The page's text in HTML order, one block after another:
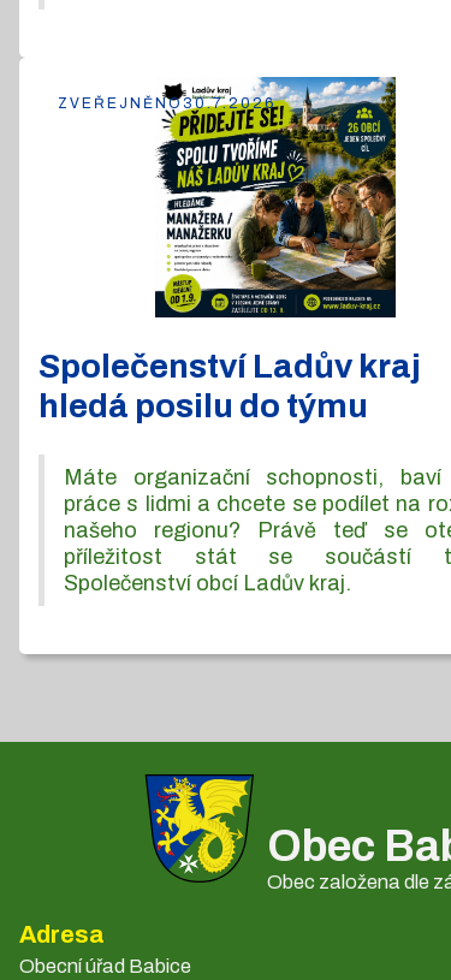
Společenství Ladův kraj
hledá posilu do týmu
Máte organizační schopnosti,
práce s lidmi a chcete se podílet na
našeho regionu? Právě teď se
příležitost stát se součástí
Společenství obcí Ladův kraj.
ZVEŘEJNĚNO 30.7.2026
Obec
Obec založena dle
Adresa
Obecní úřad Babice